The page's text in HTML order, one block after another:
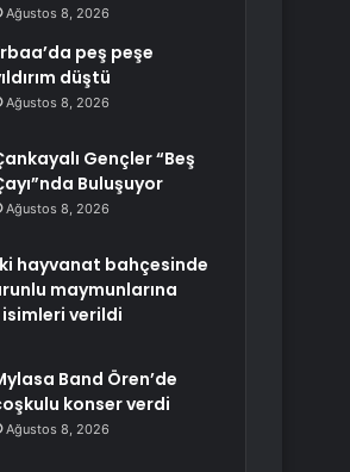
Ağustos 8, 2026
peş peşe
düştü
Ağustos 8, 2026
Gençler “Beş
Buluşuyor
Ağustos 8, 2026
hayvanat bahçesinde
maymunlarına
isimleri verildi
Band Ören’de
konser verdi
Ağustos 8, 2026